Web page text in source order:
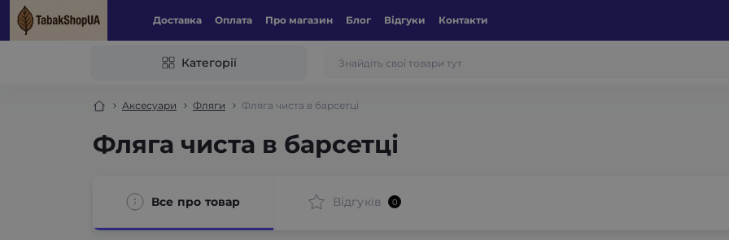
Доставка Оплата Про магазин Блог Відгуки Контакти
Категорії
Аксесуари Фляги Фляга чиста в барсетці
Фляга чиста в барсетці
Все про товар Відгуків 0